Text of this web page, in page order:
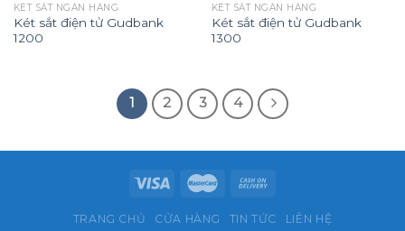
KÉT SẮT NGÂN HÀNG
Két sắt điện tử Gudbank
1200
KÉT SẮT NGÂN HÀNG
Két sắt điện tử Gudbank
1300
1 2 3 4
TRANG CHỦ CỬA HÀNG TIN TỨC LIÊN HỆ